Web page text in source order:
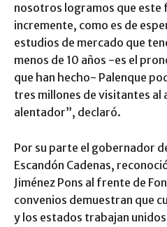
nosotros logramos que este
incremente, como es de
estudios de mercado que
menos de 10 años -es el
que han hecho- Palenque
tres millones de visitantes al
alentador”, declaró.
Por su parte el gobernador
Escandón Cadenas,
Jiménez Pons al frente de
convenios demuestran que
y los estados trabajan